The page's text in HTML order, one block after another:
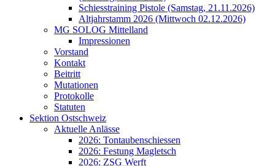
Schiesstraining Pistole (Samstag, 21.11.2026)
Altjahrstamm 2026 (Mittwoch 02.12.2026)
MG SOLOG Mittelland
Impressionen
Vorstand
Kontakt
Beitritt
Mutationen
Protokolle
Statuten
Sektion Ostschweiz
Aktuelle Anlässe
2026: Tontaubenschiessen
2026: Festung Magletsch
2026: ZSG Werft